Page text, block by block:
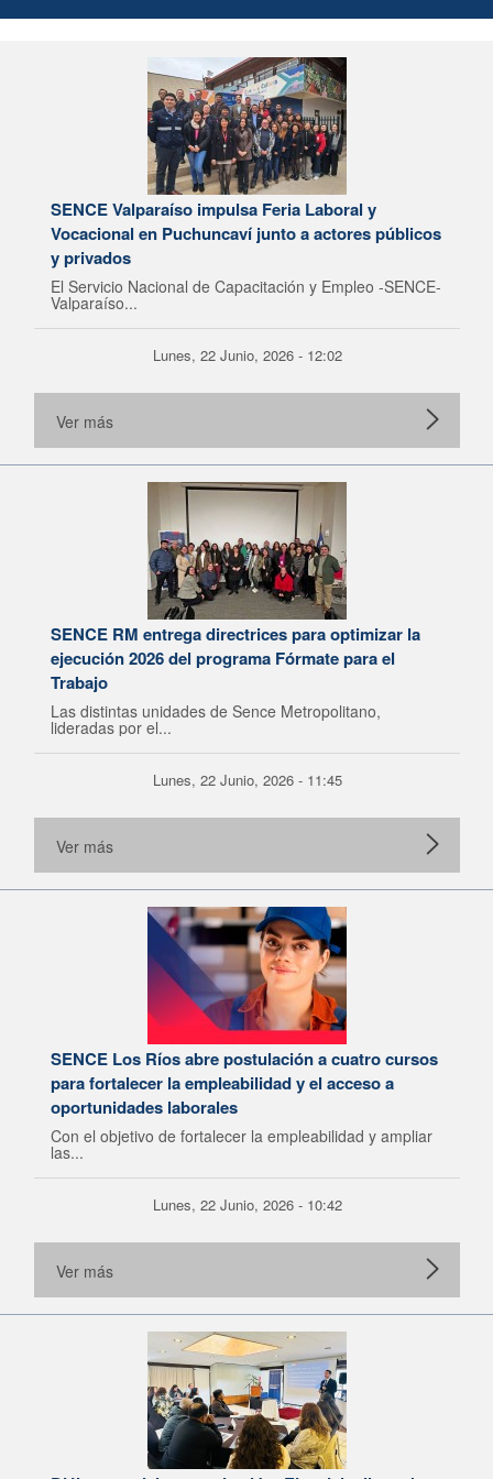
SENCE Valparaíso impulsa Feria Laboral y
Vocacional en Puchuncaví junto a actores públicos
y privados
El Servicio Nacional de Capacitación y Empleo -SENCE-
Valparaíso...
Lunes, 22 Junio, 2026 - 12:02
Ver más
SENCE RM entrega directrices para optimizar la
ejecución 2026 del programa Fórmate para el
Trabajo
Las distintas unidades de Sence Metropolitano,
lideradas por el...
Lunes, 22 Junio, 2026 - 11:45
Ver más
SENCE Los Ríos abre postulación a cuatro cursos
para fortalecer la empleabilidad y el acceso a
oportunidades laborales
Con el objetivo de fortalecer la empleabilidad y ampliar
las...
Lunes, 22 Junio, 2026 - 10:42
Ver más